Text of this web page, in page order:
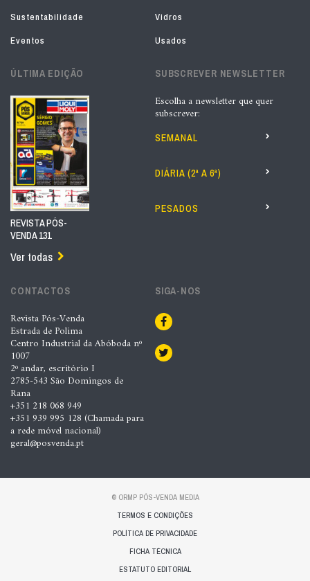
Sustentabilidade
Vidros
Eventos
Usados
ÚLTIMA EDIÇÃO
REVISTA PÓS-
VENDA 131
Ver todas
SUBSCREVER NEWSLETTER
Escolha a newsletter que quer
subscrever:
SEMANAL
DIÁRIA (2ª A 6ª)
PESADOS
CONTACTOS
Revista Pós-Venda
Estrada de Polima
Centro Industrial da Abóboda nº
1007
2º andar, escritório I
2785-543 São Domingos de
Rana
+351 218 068 949
+351 939 995 128 (Chamada para
a rede móvel nacional)
geral@posvenda.pt
SIGA-NOS
© ORMP PÓS-VENDA MEDIA
TERMOS E CONDIÇÕES
POLÍTICA DE PRIVACIDADE
FICHA TÉCNICA
ESTATUTO EDITORIAL